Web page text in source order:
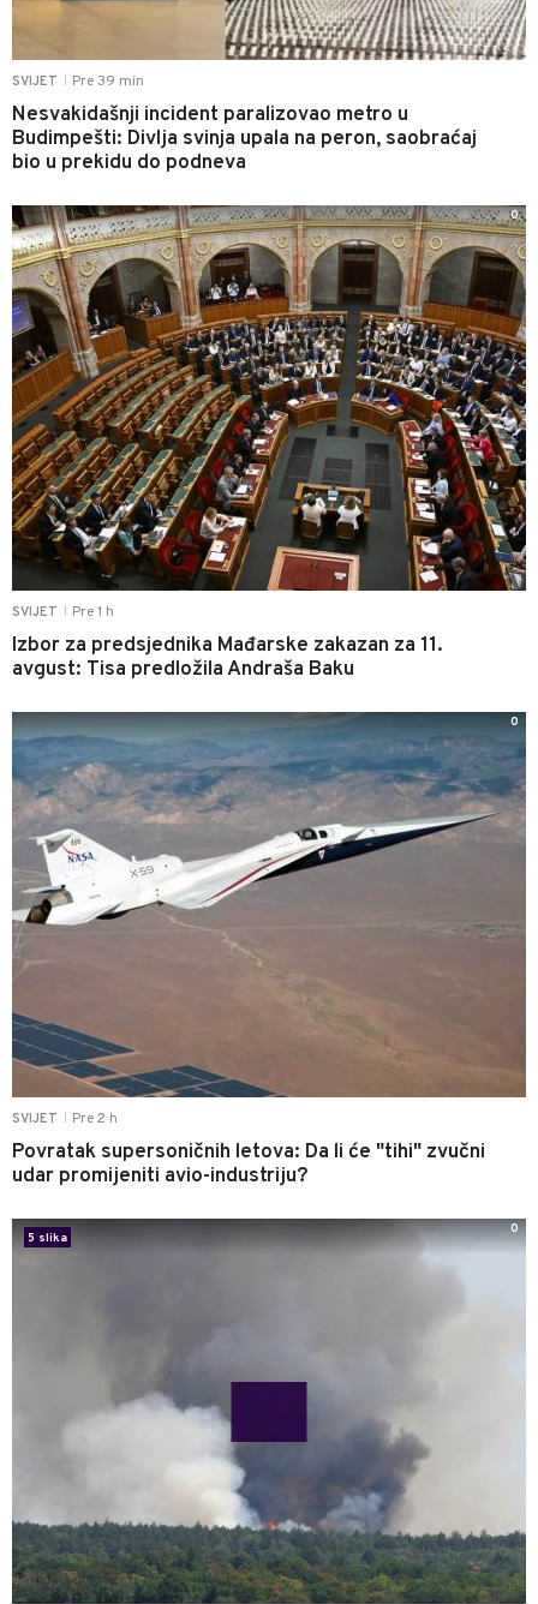
SVIJET Pre 39 min
Nesvakidašnji incident paralizovao metro u
Budimpešti: Divlja svinja upala na peron, saobraćaj
bio u prekidu do podneva
SVIJET Pre 1 h
Izbor za predsjednika Mađarske zakazan za 11.
avgust: Tisa predložila Andraša Baku
0
SVIJET Pre 2 h
Povratak supersoničnih letova: Da li će "tihi" zvučni
udar promijeniti avio-industriju?
0
5 slika
0